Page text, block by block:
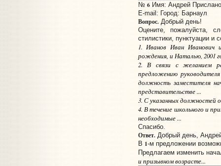
№ 6Имя: Андрей
E-mail: Город: Барнаул
Вопрос.Добрый день!
Оцените, пожалуйста,
стилистики, пунктуации и
1. Иванов Иван Иванович
рождения, и Наталью, 2001
2. В связи с желанием
предложению
должность заместителя
представительстве ...
3. С указанных должностей
4. В течение школьного и
необходимые ...
Спасибо.
Ответ.Добрый день,
В 1-м предложении
Предлагаем изменить
и призывном возрасте...